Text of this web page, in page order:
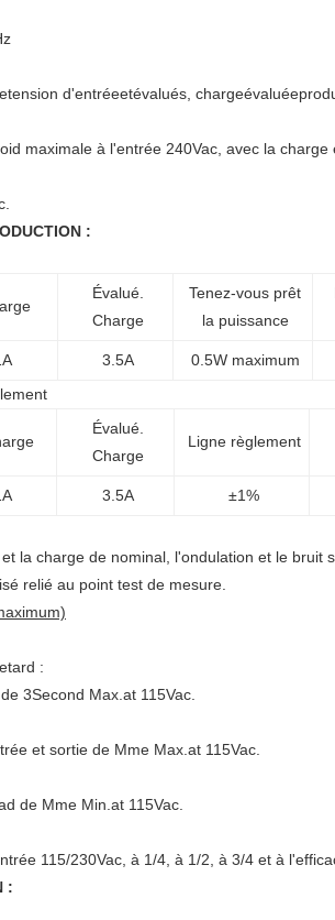
d'entréeetévalués,
maximale à l'entrée 240Vac, avec la charge
:
Évalué.
Charge
Tenez-vous prêt
la puissance
3.5A 0.5W maximum
Évalué.
Charge
Ligne règlement
3.5A ±1%
la charge de nominal, l'ondulation et le
relié au point test de mesure.
:
3Second Max.at 115Vac.
et sortie de Mme Max.at 115Vac.
de Mme Min.at 115Vac.
115/230Vac, à 1/4, à 1/2, à 3/4 et à
: